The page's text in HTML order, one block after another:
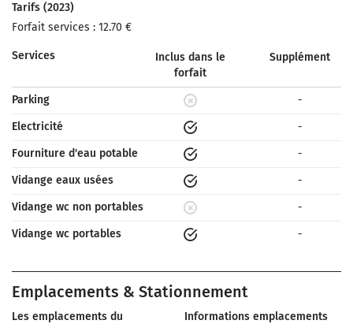
Tarifs (2023)
Forfait services : 12.70 €
Services
Inclus dans le
forfait
Supplément
Parking
-
Electricité
-
Fourniture d'eau potable
-
Vidange eaux usées
-
Vidange wc non portables
-
Vidange wc portables
-
Emplacements & Stationnement
Les emplacements du
Informations emplacements